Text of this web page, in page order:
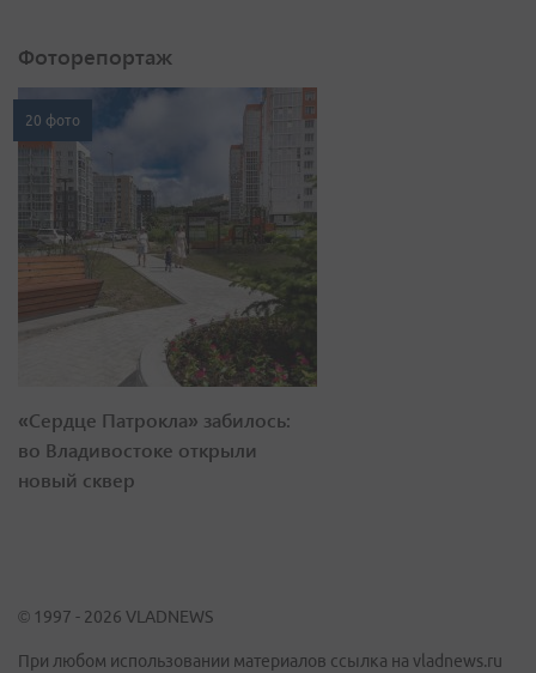
Фоторепортаж
20 фото
«Сердце Патрокла» забилось:
во Владивостоке открыли
новый сквер
© 1997 - 2026 VLADNEWS
При любом использовании материалов ссылка на vladnews.ru